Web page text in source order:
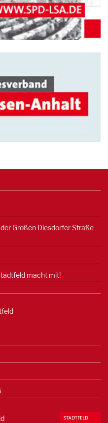
Großen Diesdorfer Straße
macht mit!